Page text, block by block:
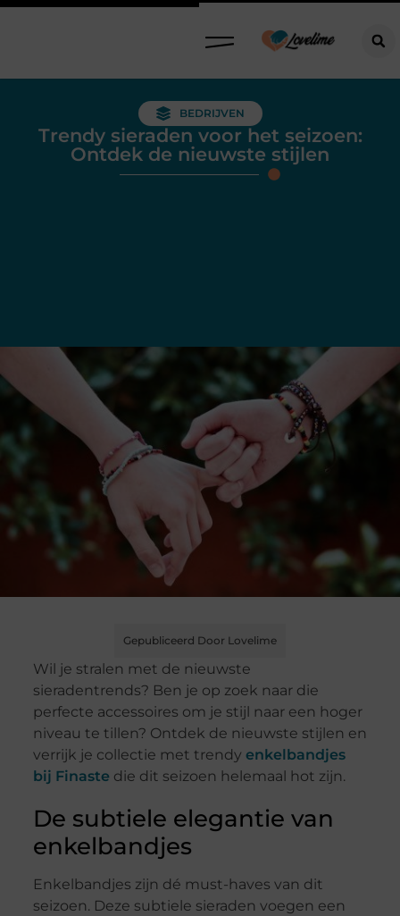
BEDRIJVEN
Trendy sieraden voor het seizoen:
Ontdek de nieuwste stijlen
Gepubliceerd Door Lovelime
Wil je stralen met de nieuwste
sieradentrends? Ben je op zoek naar die
perfecte accessoires om je stijl naar een hoger
niveau te tillen? Ontdek de nieuwste stijlen en
verrijk je collectie met trendy enkelbandjes
bij Finaste die dit seizoen helemaal hot zijn.
De subtiele elegantie van
enkelbandjes
Enkelbandjes zijn dé must-haves van dit
seizoen. Deze subtiele sieraden voegen een